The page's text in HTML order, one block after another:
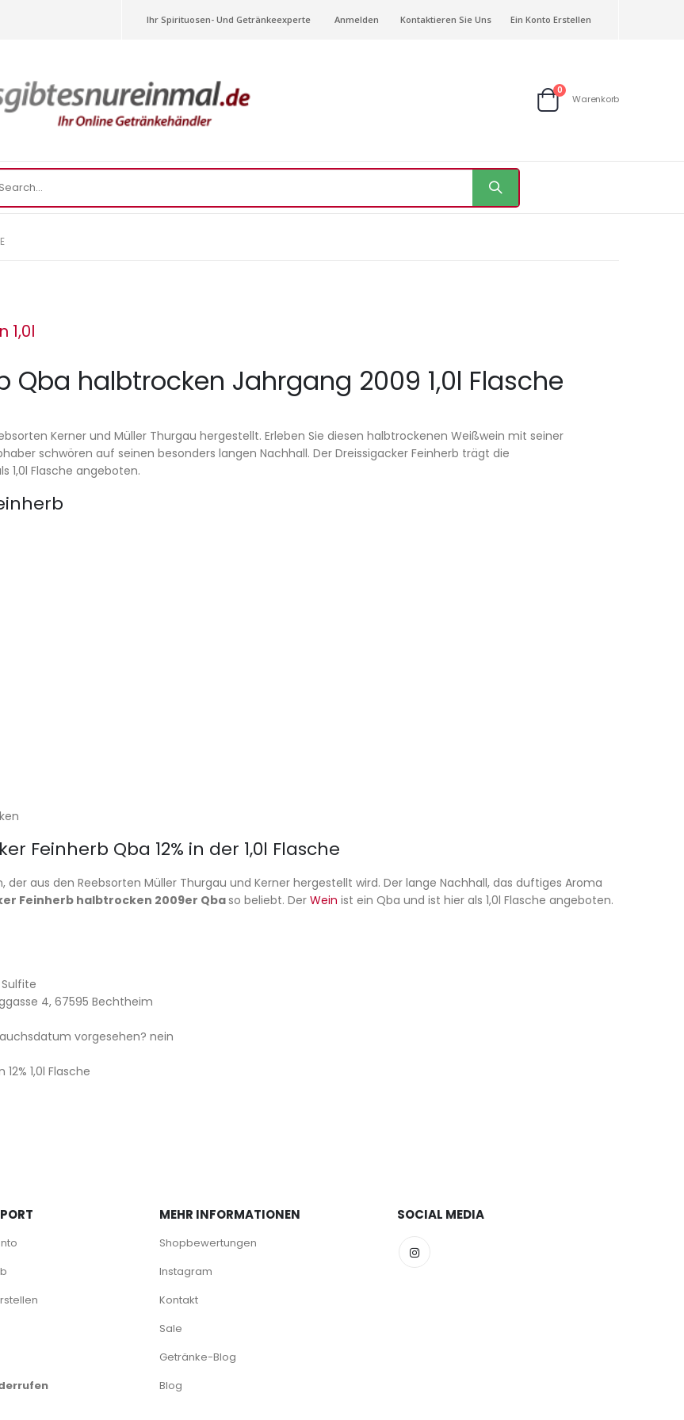
Ihr Spirituosen- Und Getränkeexperte Anmelden Kontaktieren Sie Uns Ein Konto Erstellen
Warenkorb
0Artikel
Warenkorb
1,0l
Qba halbtrocken Jahrgang 2009 1,0l Flasche
Kerner und Müller Thurgau hergestellt. Erleben Sie diesen halbtrockenen Weißwein mit seiner
schwören auf seinen besonders langen Nachhall. Der Dreissigacker Feinherb trägt die
1,0l Flasche angeboten.
Feinherb Qba 12% in der 1,0l Flasche
aus den Reebsorten Müller Thurgau und Kerner hergestellt wird. Der lange Nachhall, das duftiges Aroma
Feinherb halbtrocken 2009er Qbaso beliebt. Der Wein ist ein Qba und ist hier als 1,0l Flasche angeboten.
4, 67595 Bechtheim
vorgesehen? nein
MEHR INFORMATIONEN
Shopbewertungen
Instagram
Kontakt
Sale
Getränke-Blog
Blog
SOCIAL MEDIA